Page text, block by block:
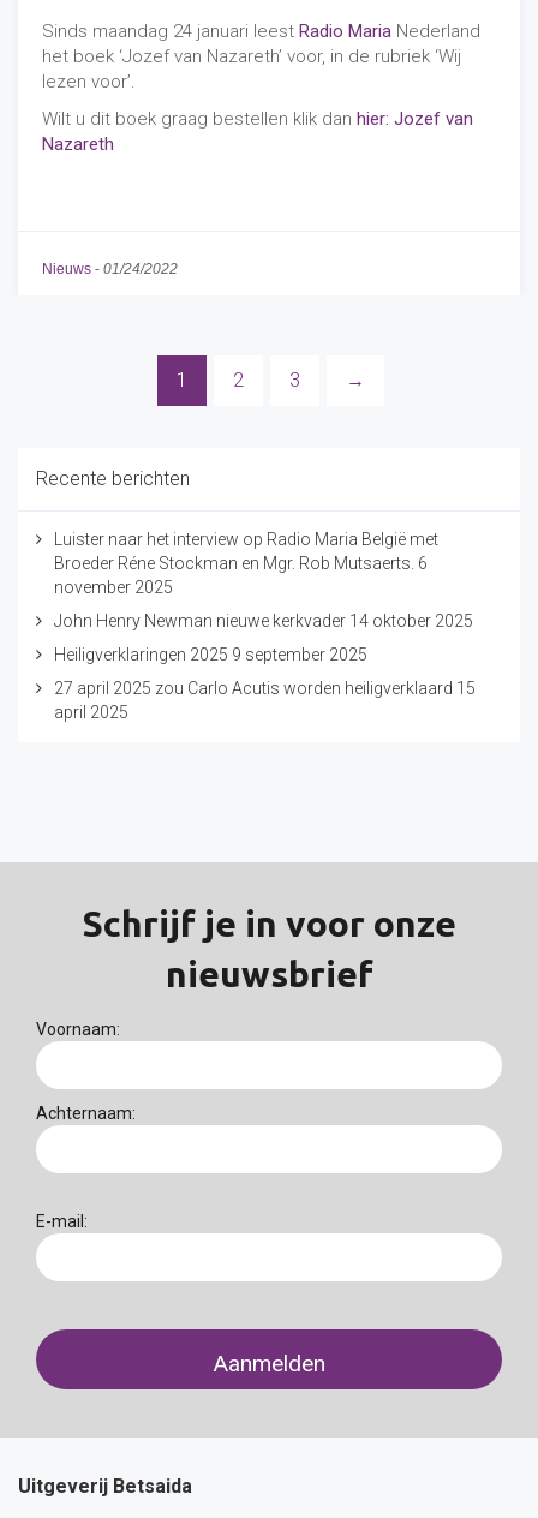
Sinds maandag 24 januari leest Radio Maria Nederland
het boek ‘Jozef van Nazareth’ voor, in de rubriek ‘Wij
lezen voor’.
Wilt u dit boek graag bestellen klik dan hier: Jozef van
Nazareth
Nieuws - 01/24/2022
1 2 3 →
Recente berichten
Luister naar het interview op Radio Maria België met
Broeder Réne Stockman en Mgr. Rob Mutsaerts. 6
november 2025
John Henry Newman nieuwe kerkvader 14 oktober 2025
Heiligverklaringen 2025 9 september 2025
27 april 2025 zou Carlo Acutis worden heiligverklaard 15
april 2025
Schrijf je in voor onze
nieuwsbrief
Voornaam:
Achternaam:
E-mail:
Uitgeverij Betsaida